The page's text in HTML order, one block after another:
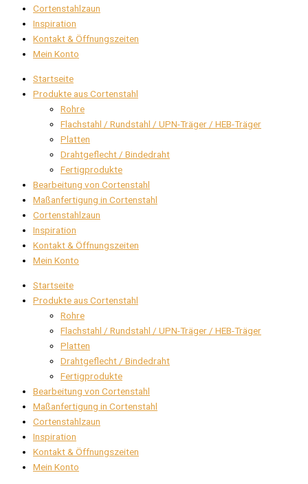
Cortenstahlzaun
Inspiration
Kontakt & Öffnungszeiten
Mein Konto
Startseite
Produkte aus Cortenstahl
Rohre
Flachstahl / Rundstahl / UPN-Träger / HEB-Träger
Platten
Drahtgeflecht / Bindedraht
Fertigprodukte
Bearbeitung von Cortenstahl
Maßanfertigung in Cortenstahl
Cortenstahlzaun
Inspiration
Kontakt & Öffnungszeiten
Mein Konto
Startseite
Produkte aus Cortenstahl
Rohre
Flachstahl / Rundstahl / UPN-Träger / HEB-Träger
Platten
Drahtgeflecht / Bindedraht
Fertigprodukte
Bearbeitung von Cortenstahl
Maßanfertigung in Cortenstahl
Cortenstahlzaun
Inspiration
Kontakt & Öffnungszeiten
Mein Konto